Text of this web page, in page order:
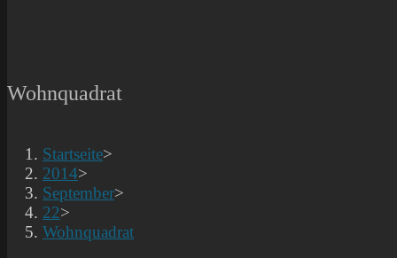
Wohnquadrat
Startseite>
2014>
September>
22>
Wohnquadrat